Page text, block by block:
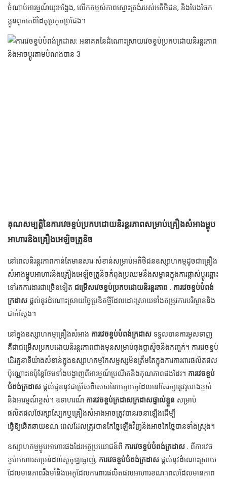
ចំណាប់អារម្មណ៍យូរអង្វែង, លើកកម្ពស់ភាពស្មោះត្រង់របស់អតិថិជន, និងបែងចែក
ខ្លួនពួកគេពីដៃគូប្រកួតប្រជែង។
គុណសម្បត្តិនៃការវេចខ្ចប់ប្រកបដោយនិរន្តរភាពសម្រាប់គ្រឿងសំអាងម្ហូប
អាហារនិងគ្រឿងអេឡិចត្រូនិច
នៅពេលនិរន្តរភាពកាន់តែមានសារៈសំខាន់សម្រាប់អតិថិជនឧស្សាហកម្មដូចជាគ្រឿង
សំអាងម្ហូបអាហារនិងគ្រឿងអេឡិចត្រូនិចកំពុងប្រឈមនឹងសម្ពាធក្នុងការផ្លាស់ប្តូរឆ្ពោះ
ទៅរកការងារជាច្រើនទៀត ជម្រើសវេចខ្ចប់ប្រកបដោយនិរន្តរភាព . ការវេចខ្ចប់បំពង់
ក្រដាស ផ្តល់នូវដំណោះស្រាយច្នៃប្រឌិតថ្មីដែលដោះស្រាយទាំងតម្រូវការបរិស្ថាននិង
ជាក់ស្តែង។
នៅក្នុងឧស្សាហកម្មគ្រឿងសំអាង ការវេចខ្ចប់បំពង់ក្រដាស ទទួលបានការអូសទាញ
គឺជាជម្រើសប្រកបដោយនិរន្តរភាពជាងមុនសម្រាប់ធុងប្លាស្ទិចនិងកញ្ចក់។ ការវេចខ្ចប់
ដើរតួនាទីយ៉ាងសំខាន់ក្នុងឧស្សាហកម្មកែសម្ផស្សមិនត្រឹមតែក្នុងការការពារផលិតផល
ប៉ុណ្ណោះទេប៉ុន្តែថែមទាំងបង្ហាញពីអារម្មណ៍ប្រណីតនិងគុណភាពផងដែរ។ ការវេចខ្ចប់
បំពង់ក្រដាស ផ្តល់ជូននូវជម្រើសពិសេសនៃអេកូអេកូដែលនៅតែរក្សានូវរូបរាងខ្ពស់
និងអារម្មណ៍ខ្ពស់។ ឧទាហរណ៍ ការវេចខ្ចប់ក្រដាសក្រដាសផ្ទាល់ខ្លួន សម្រាប់
ផលិតផលថែរក្សាស្បែកឬគ្រឿងសំអាងអាចត្រូវបានរចនាឡើងដើម្បី
ធ្វើឱ្យឆើតឆាយខណៈពេលដែលត្រូវបានកែច្នៃឡើងវិញនិងអាចកែច្នៃបានទាំងស្រុង។
ឧស្សាហកម្មម្ហូបអាហារផងដែរអត្ថប្រយោជន៍ពី ការវេចខ្ចប់បំពង់ក្រដាស . ពីការវេច
ខ្ចប់អាហារសម្រន់ដល់សូកូឡាឆ្ងាញ់, ការវេចខ្ចប់បំពង់ក្រដាស ផ្តល់នូវដំណោះស្រាយ
ដែលមានភាពរឹងមាំនិងអេកូដែលការពារផលិតផលអាហារខណៈពេលដែលមានភាព